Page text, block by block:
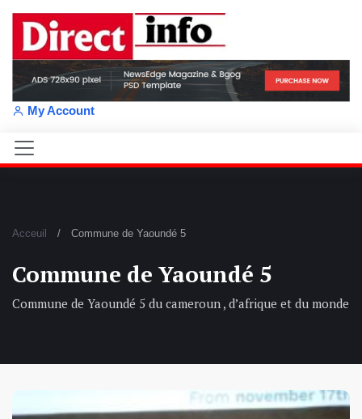
My Account
Acceuil Commune de Yaoundé 5
Commune de Yaoundé 5
Commune de Yaoundé 5 du cameroun , d’afrique et du monde